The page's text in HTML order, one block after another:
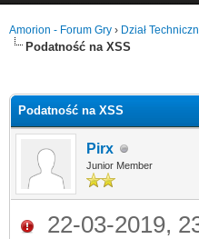
Amorion - Forum Gry › Dział
Podatność na XSS
Podatność na XSS
Pirx
Junior Member
22-03-2019,